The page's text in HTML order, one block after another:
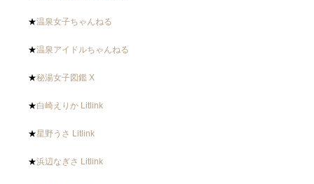
★温泉女子ちゃんねる
★温泉アイドルちゃんねる
★秘湯女子図鑑 X
★白崎えりか Litlink
★星野うさ Litlink
★浜辺なぎさ Litlink